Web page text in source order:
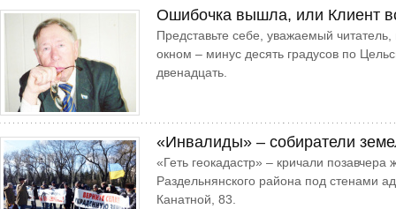
Ошибочка вышла, или Клиент
Представьте себе, уважаемый
окном – минус десять градусов по
двенадцать.
«Инвалиды» – собиратели
«Геть геокадастр» – кричали
Раздельнянского района под стенами
Канатной, 83.